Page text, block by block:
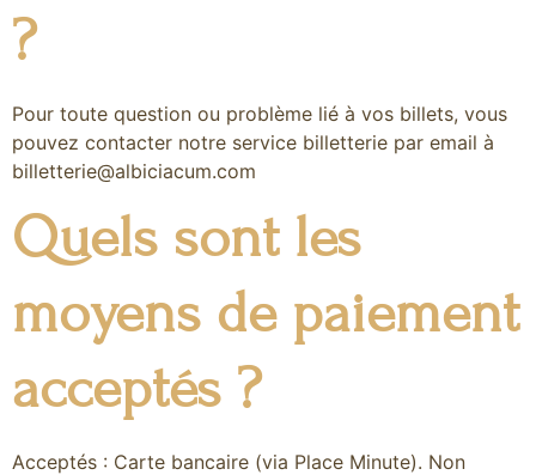
?
Pour toute question ou problème lié à vos billets, vous
pouvez contacter notre service billetterie par email à
billetterie@albiciacum.com
Quels sont les
moyens de paiement
acceptés ?
Acceptés : Carte bancaire (via Place Minute). Non